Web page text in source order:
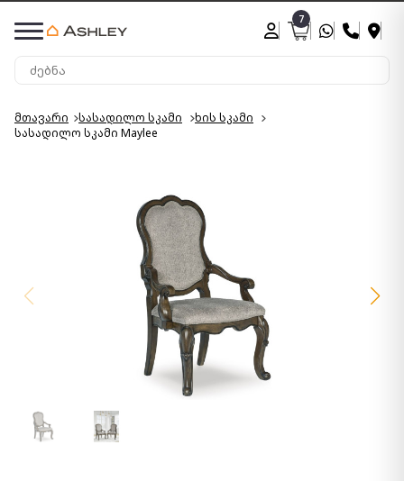
7
მთავარი სასადილო სკამი
ხის სკამი
სასადილო სკამი Maylee